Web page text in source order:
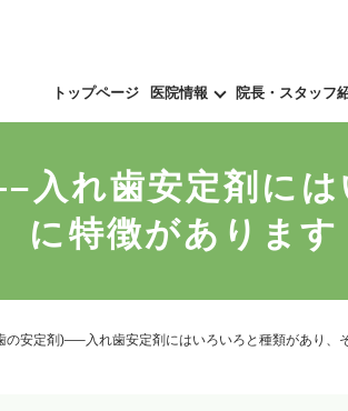
トップページ 医院情報 院長・スタッフ
入れ歯安定剤に
に特徴があります
の安定剤)—–入れ歯安定剤にはいろいろと種類があり、